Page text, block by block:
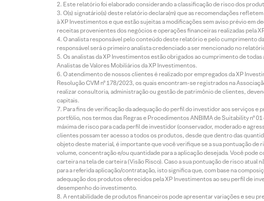
Este relatório foi elaborado considerando a classificação de risco dos
O(s) signatário(s) deste relatório declara(m) que as recomendações
à XP Investimentos e que estão sujeitas a modificações sem aviso prévio em
receitas provenientes dos negócios e operações financeiras realizadas pela
O analista responsável pelo conteúdo deste relatório e pelo cumprimento
responsável será o primeiro analista credenciado a ser mencionado no
Os analistas da XP Investimentos estão obrigados ao cumprimento de
Analistas de Valores Mobiliários da XP Investimentos.
O atendimento de nossos clientes é realizado por empregados da XP
Resolução CVM nº 178/2023, os quais encontram-se registrados na
realizar consultoria, administração ou gestão de patrimônio de clientes,
capitais.
Para fins de verificação da adequação do perfil do investidor aos serviços
portfólio, nos termos das Regras e Procedimentos ANBIMA de Suitability nº
máxima de risco para cada perfil de investidor (conservador, moderado e
clientes possam ter acesso a todos os produtos, desde que dentro das
objeto deste material, é importante que você verifique se a sua pontuação de
volume, concentração e/ou quantidade para a aplicação desejada. Você
carteira na tela de carteira (Visão Risco). Caso a sua pontuação de risco
para a referida aplicação/contratação, isto significa que, com base na
adequação dos produtos oferecidos pela XP Investimentos ao seu perfil de
desempenho do investimento.
A rentabilidade de produtos financeiros pode apresentar variações e seu